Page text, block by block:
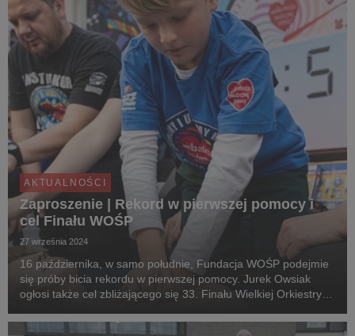
AKTUALNOŚCI
Zaproszenie | Rekord w pierwszej pomocy i
cel Finału WOŚP
27 września 2024
16 października, w samo południe, Fundacja WOŚP podejmie
się próby bicia rekordu w pierwszej pomocy. Jurek Owsiak
ogłosi także cel zbliżającego się 33. Finału Wielkiej Orkiestry
wydarzeniu zapraszamy do Gdyni - zgłoszen...